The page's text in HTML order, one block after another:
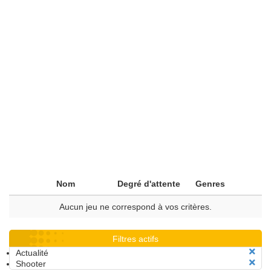
Nom Degré d'attente Genres
Aucun jeu ne correspond à vos critères.
Filtres actifs
Actualité
Shooter